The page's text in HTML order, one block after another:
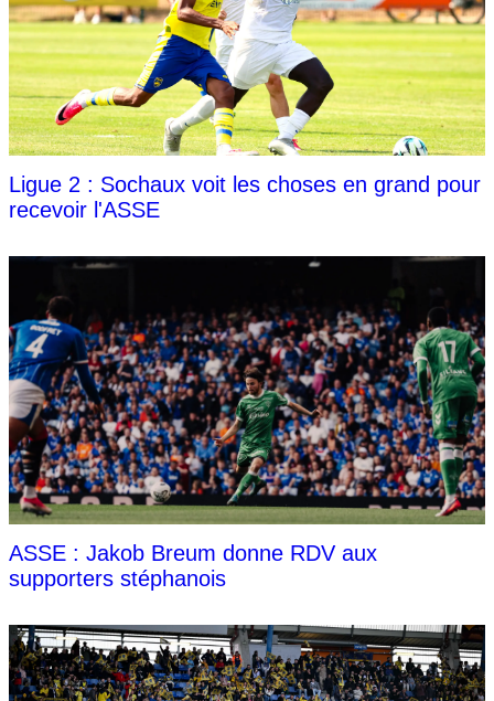
Ligue 2 : Sochaux voit les choses en grand pour
recevoir l'ASSE
ASSE : Jakob Breum donne RDV aux
supporters stéphanois